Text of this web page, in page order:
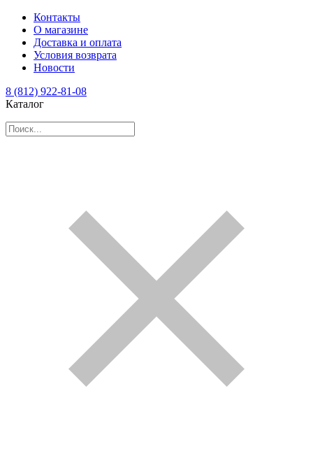
Контакты
О магазине
Доставка и оплата
Условия возврата
Новости
8 (812) 922-81-08
Каталог